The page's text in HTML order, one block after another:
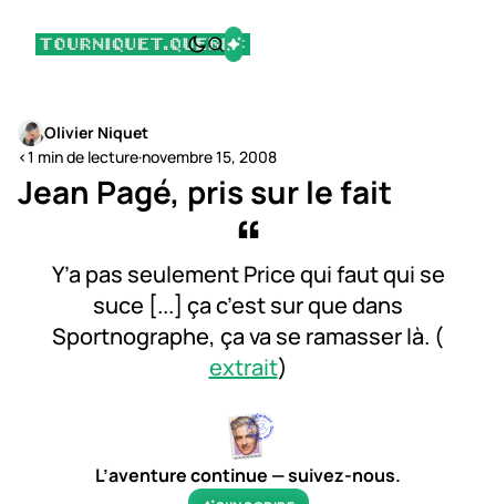
Olivier Niquet
<1 min de lecture·novembre 15, 2008
Jean Pagé, pris sur le fait
Y’a pas seulement Price qui faut qui se
suce [...] ça c’est sur que dans
Sportnographe, ça va se ramasser là. (
extrait)
L’aventure continue — suivez-nous.